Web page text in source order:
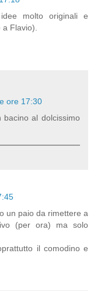
molto originali e
Flavio).
ore 17:30
al dolcissimo
un paio da rimettere a
(per ora) ma solo
il comodino e